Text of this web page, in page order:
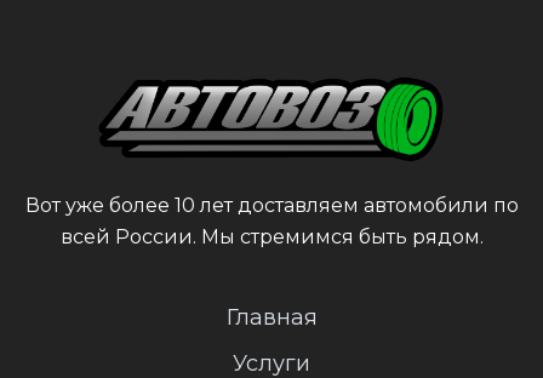
Вот уже более 10 лет доставляем автомобили по
всей России. Мы стремимся быть рядом.
Главная
Услуги